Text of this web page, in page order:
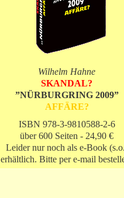
Wilhelm Hahne
SKANDAL?
”NÜRBURGRING 2009”
AFFÄRE?
ISBN 978-3-9810588-2-6
über 600 Seiten - 24,90 €
Leider nur noch als e-Book
erhältlich. Bitte per e-mail